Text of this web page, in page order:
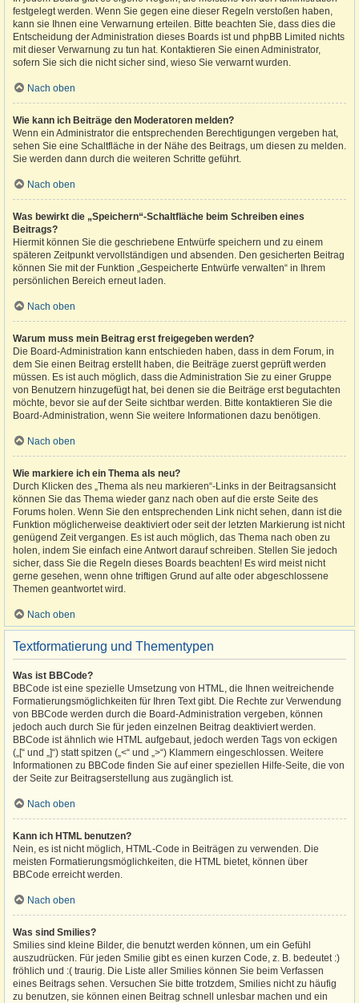
festgelegt werden. Wenn Sie gegen eine dieser Regeln verstoßen haben,
kann sie Ihnen eine Verwarnung erteilen. Bitte beachten Sie, dass dies die
Entscheidung der Administration dieses Boards ist und phpBB Limited nichts
mit dieser Verwarnung zu tun hat. Kontaktieren Sie einen Administrator,
sofern Sie sich die nicht sicher sind, wieso Sie verwarnt wurden.
Nach oben
Wie kann ich Beiträge den Moderatoren melden?
Wenn ein Administrator die entsprechenden Berechtigungen vergeben hat,
sehen Sie eine Schaltfläche in der Nähe des Beitrags, um diesen zu melden.
Sie werden dann durch die weiteren Schritte geführt.
Nach oben
Was bewirkt die „Speichern“-Schaltfläche beim Schreiben eines
Beitrags?
Hiermit können Sie die geschriebene Entwürfe speichern und zu einem
späteren Zeitpunkt vervollständigen und absenden. Den gesicherten Beitrag
können Sie mit der Funktion „Gespeicherte Entwürfe verwalten“ in Ihrem
persönlichen Bereich erneut laden.
Nach oben
Warum muss mein Beitrag erst freigegeben werden?
Die Board-Administration kann entschieden haben, dass in dem Forum, in
dem Sie einen Beitrag erstellt haben, die Beiträge zuerst geprüft werden
müssen. Es ist auch möglich, dass die Administration Sie zu einer Gruppe
von Benutzern hinzugefügt hat, bei denen sie die Beiträge erst begutachten
möchte, bevor sie auf der Seite sichtbar werden. Bitte kontaktieren Sie die
Board-Administration, wenn Sie weitere Informationen dazu benötigen.
Nach oben
Wie markiere ich ein Thema als neu?
Durch Klicken des „Thema als neu markieren“-Links in der Beitragsansicht
können Sie das Thema wieder ganz nach oben auf die erste Seite des
Forums holen. Wenn Sie den entsprechenden Link nicht sehen, dann ist die
Funktion möglicherweise deaktiviert oder seit der letzten Markierung ist nicht
genügend Zeit vergangen. Es ist auch möglich, das Thema nach oben zu
holen, indem Sie einfach eine Antwort darauf schreiben. Stellen Sie jedoch
sicher, dass Sie die Regeln dieses Boards beachten! Es wird meist nicht
gerne gesehen, wenn ohne triftigen Grund auf alte oder abgeschlossene
Themen geantwortet wird.
Nach oben
Textformatierung und Thementypen
Was ist BBCode?
BBCode ist eine spezielle Umsetzung von HTML, die Ihnen weitreichende
Formatierungsmöglichkeiten für Ihren Text gibt. Die Rechte zur Verwendung
von BBCode werden durch die Board-Administration vergeben, können
jedoch auch durch Sie für jeden einzelnen Beitrag deaktiviert werden.
BBCode ist ähnlich wie HTML aufgebaut, jedoch werden Tags von eckigen
(„[“ und „]“) statt spitzen („<“ und „>“) Klammern eingeschlossen. Weitere
Informationen zu BBCode finden Sie auf einer speziellen Hilfe-Seite, die von
der Seite zur Beitragserstellung aus zugänglich ist.
Nach oben
Kann ich HTML benutzen?
Nein, es ist nicht möglich, HTML-Code in Beiträgen zu verwenden. Die
meisten Formatierungsmöglichkeiten, die HTML bietet, können über
BBCode erreicht werden.
Nach oben
Was sind Smilies?
Smilies sind kleine Bilder, die benutzt werden können, um ein Gefühl
auszudrücken. Für jeden Smilie gibt es einen kurzen Code, z. B. bedeutet :)
fröhlich und :( traurig. Die Liste aller Smilies können Sie beim Verfassen
eines Beitrags sehen. Versuchen Sie bitte trotzdem, Smilies nicht zu häufig
zu benutzen, sie können einen Beitrag schnell unlesbar machen und ein